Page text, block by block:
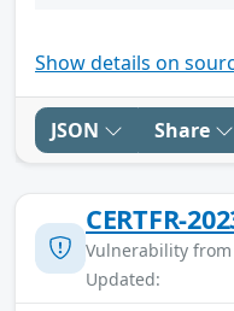
Show details on
JSON Share
CERTFR-
Vulnerability from
Updated: